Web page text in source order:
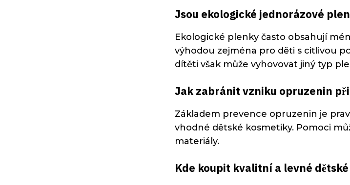
Jsou ekologické jednorázové
Ekologické plenky často obsahují
výhodou zejména pro děti s citlivou
dítěti však může vyhovovat jiný typ
Jak zabránit vzniku opruzenin
Základem prevence opruzenin je
vhodné dětské kosmetiky. Pomoci
materiály.
Kde koupit kvalitní a levné